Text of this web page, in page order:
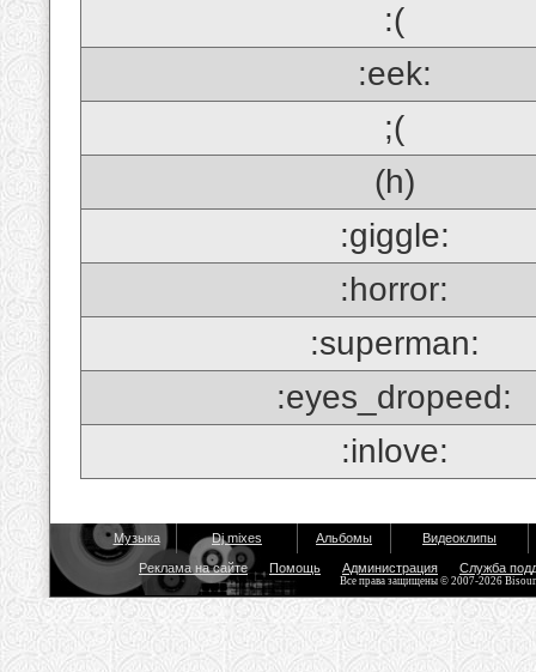
:(
:eek:
;(
(h)
:giggle:
:horror:
:superman:
:eyes_dropeed:
:inlove:
Музыка Dj mixes Альбомы Видеоклипы
Реклама на сайте Помощь Администрация Служба
Все права защищены © 2007-2026